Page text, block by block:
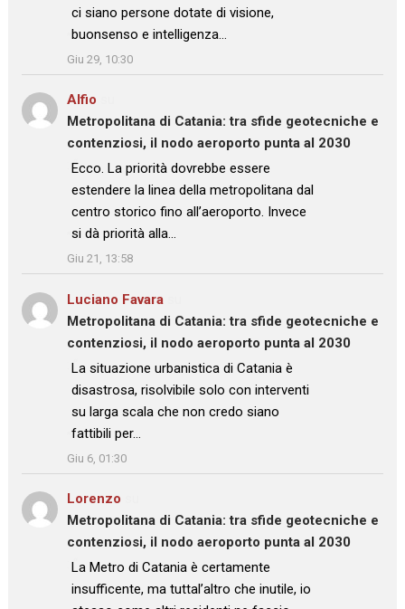
ci siano persone dotate di visione,
buonsenso e intelligenza…
”
Giu 29, 10:30
Alfio
Metropolitana di Catania: tra sfide geotecniche e
contenziosi, il nodo aeroporto punta al 2030
: “
Ecco. La priorità dovrebbe essere
estendere la linea della metropolitana dal
centro storico fino all’aeroporto. Invece
si dà priorità alla…
”
Giu 21, 13:58
Luciano Favara
Metropolitana di Catania: tra sfide geotecniche e
contenziosi, il nodo aeroporto punta al 2030
: “La situazione urbanistica di Catania è
disastrosa, risolvibile solo con interventi
su larga scala che non credo siano
fattibili per…
”
Giu 6, 01:30
Lorenzo
Metropolitana di Catania: tra sfide geotecniche e
contenziosi, il nodo aeroporto punta al 2030
: “La Metro di Catania è certamente
insufficente, ma tuttal’altro che inutile, io